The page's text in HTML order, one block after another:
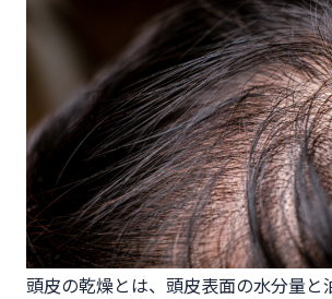
頭皮の乾燥とは、頭皮表面の水分量と